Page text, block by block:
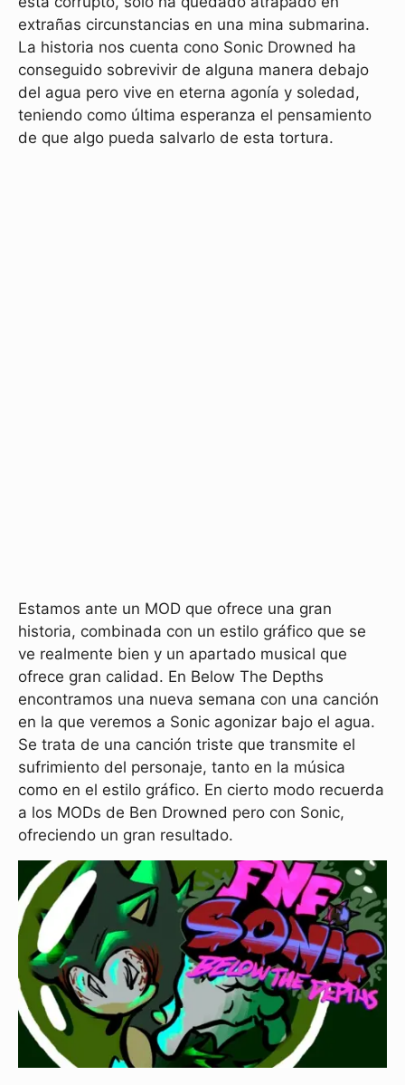
extrañas circunstancias en una mina submarina.
La historia nos cuenta cono Sonic Drowned ha
conseguido sobrevivir de alguna manera debajo
del agua pero vive en eterna agonía y soledad,
teniendo como última esperanza el pensamiento
de que algo pueda salvarlo de esta tortura.
Estamos ante un MOD que ofrece una gran
historia, combinada con un estilo gráfico que se
ve realmente bien y un apartado musical que
ofrece gran calidad. En Below The Depths
encontramos una nueva semana con una canción
en la que veremos a Sonic agonizar bajo el agua.
Se trata de una canción triste que transmite el
sufrimiento del personaje, tanto en la música
como en el estilo gráfico. En cierto modo recuerda
a los MODs de Ben Drowned pero con Sonic,
ofreciendo un gran resultado.